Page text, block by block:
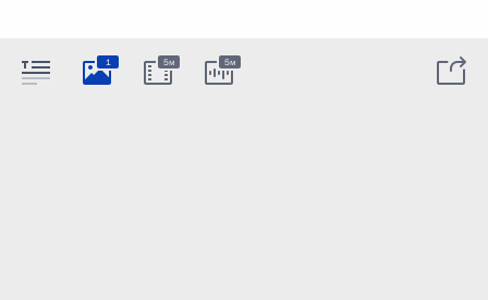
1 5м 5м